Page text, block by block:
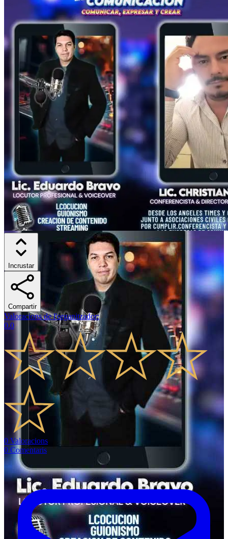
Incrustar
Compartir
Valoracions de l'organitzador:
0.0
0 Valoracions
0 Comentaris